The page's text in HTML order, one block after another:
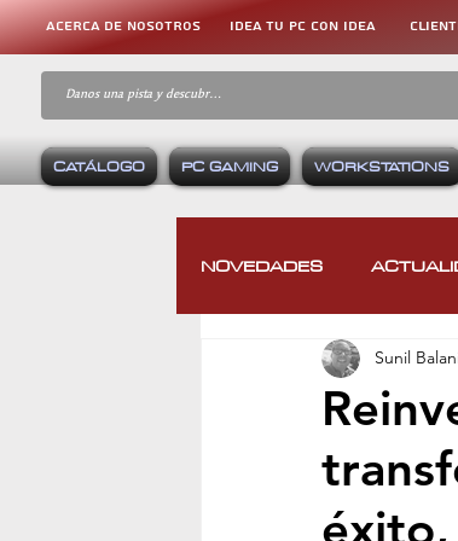
ACERCA DE NOSOTROS IDEA TU PC CON IDEA
CATÁLOGO PC GAMING WORKSTATIONS
NOVEDADES
REVIEWS
VIDEOJUEGOS
Sunil